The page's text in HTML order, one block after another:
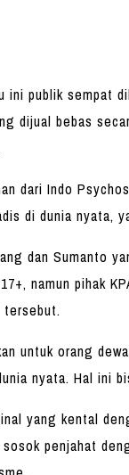
ini publik sempat
dijual bebas
dari Indo
di dunia nyata,
dan Sumanto
namun pihak
tersebut.
untuk orang
nyata. Hal ini
yang kental
penjahat